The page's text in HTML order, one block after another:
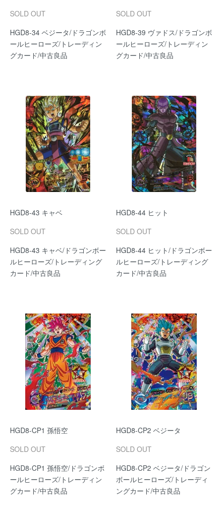
SOLD OUT
HGD8-34 ベジータ/ドラゴンボ
ールヒーローズ/トレーディン
グカード/中古良品
SOLD OUT
HGD8-39 ヴァドス/ドラゴンボ
ールヒーローズ/トレーディン
グカード/中古良品
HGD8-43 キャベ
SOLD OUT
HGD8-43 キャベ/ドラゴンボー
ルヒーローズ/トレーディング
カード/中古良品
HGD8-44 ヒット
SOLD OUT
HGD8-44 ヒット/ドラゴンボー
ルヒーローズ/トレーディング
カード/中古良品
HGD8-CP1 孫悟空
SOLD OUT
HGD8-CP1 孫悟空/ドラゴンボ
ールヒーローズ/トレーディン
グカード/中古良品
HGD8-CP2 ベジータ
SOLD OUT
HGD8-CP2 ベジータ/ドラゴン
ボールヒーローズ/トレーディ
ングカード/中古良品